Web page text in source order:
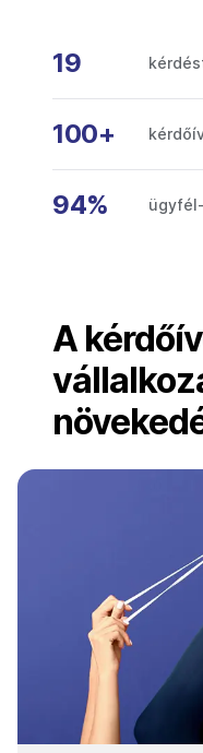
19
100+
94%
A